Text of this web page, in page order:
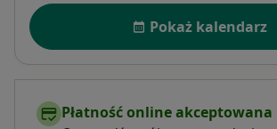
Dostępność
Pokaż kalendarz
Płatność online akceptowana